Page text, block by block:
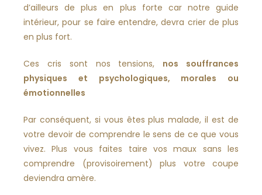
d’ailleurs de plus en plus forte car notre guide
intérieur, pour se faire entendre, devra crier de plus
en plus fort.
Ces cris sont nos tensions, nos souffrances
physiques et psychologiques, morales ou
émotionnelles
Par conséquent, si vous êtes plus malade, il est de
votre devoir de comprendre le sens de ce que vous
vivez. Plus vous faites taire vos maux sans les
comprendre (provisoirement) plus votre coupe
deviendra amère.